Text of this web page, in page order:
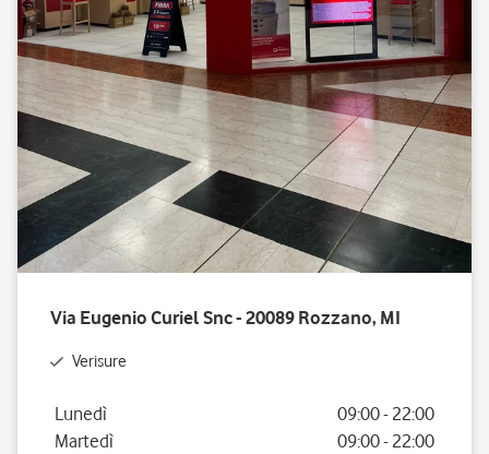
Via Eugenio Curiel Snc - 20089 Rozzano, MI
Verisure
Giorno della settimana
Lunedì 09:00- 22:00
Martedì
09:00- 22:00